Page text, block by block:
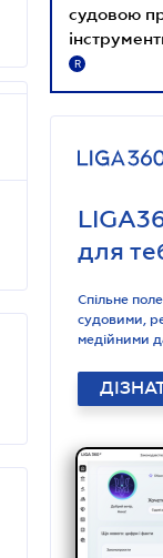
судовою
R
для
Спільне
судовими,
медійними